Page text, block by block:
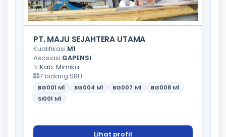
PT. MAJU SEJAHTERA UTAMA
Kualifikasi:M1
Asosiasi:GAPENSI
Kab. Mimika
7 bidang SBU
BG001 M1 BG004 M1 BG007 M1 BG008 M1
SI001 M1
Lihat profil